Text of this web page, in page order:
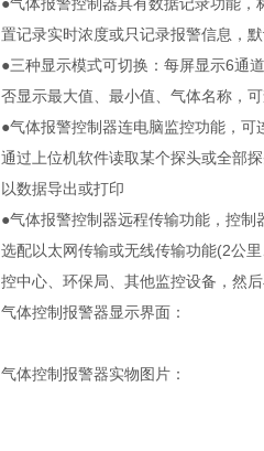
置记录实时浓度或只记录报警信息，
●三种显示模式可切换：每屏显示6通
否显示最大值、最小值、气体名称，可
●气体报警控制器连电脑监控功能，
通过上位机软件读取某个探头或全部
以数据导出或打印
●气体报警控制器远程传输功能，控制
选配以太网传输或无线传输功能(2公
控中心、环保局、其他监控设备，然
气体控制报警器显示界面：
气体控制报警器实物图片：